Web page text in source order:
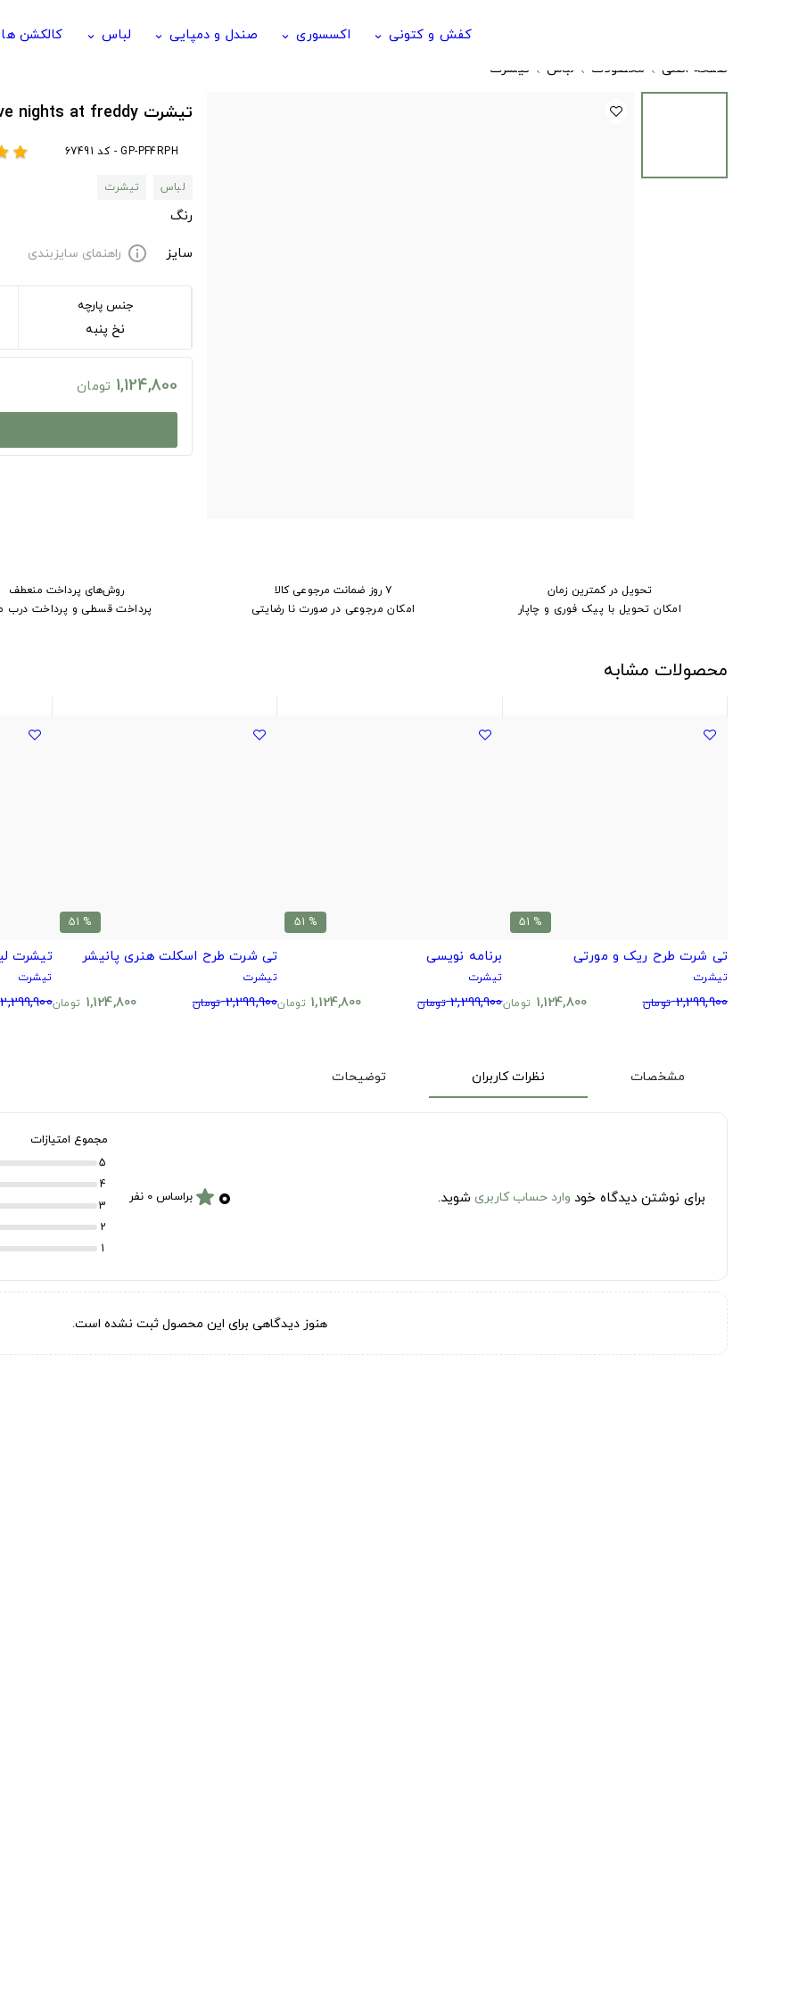
کفش و کتونی keyboard_arrow_down اکسسوری keyboard_arrow_down صندل و دمپایی keyboard_arrow_down لباس keyboard_arrow_down کالکشن ها
صفحه اصلی محصولات لباس تیشرت
تیشرت Five nights at freddy طرح Foxy the Pirate Fox
GP-PF4RPH - کد 67491 star
لباس
تیشرت
رنگ
سایز
info راهنمای سایزبندی
جنس پارچه
نخ پنبه
1,124,800 تومان
تحویل در کمترین زمان
امکان تحویل با پیک فوری و چاپار
۷ روز ضمانت مرجوعی کالا
امکان مرجوعی در صورت نا رضایتی
روش‌های پرداخت منعطف
پرداخت قسطی و پرداخت درب
محصولات مشابه
% 51
تی شرت طرح ریک و مورتی
تیشرت
2,299,900 تومان 1,124,800 تومان
% 51
برنامه نویسی
تیشرت
2,299,900 تومان 1,124,800 تومان
% 51
تی شرت طرح اسکلت هنری پانیشر
تیشرت
2,299,900 تومان 1,124,800 تومان
تیشرت
تیشرت
2,299,900
مشخصات نظرات کاربران توضیحات
برای نوشتن دیدگاه خود وارد حساب کاربری شوید. ۰ starبراساس 0 نفر
مجموع امتیازات
5
4
3
2
1
هنوز دیدگاهی برای این محصول ثبت نشده است.